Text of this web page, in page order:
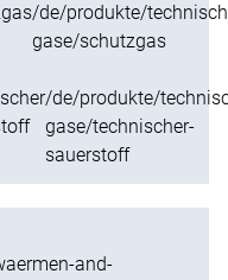
/de/produkte/
gase/schutzgas
/de/produkte/
gase/technischer-
sauerstoff
and-